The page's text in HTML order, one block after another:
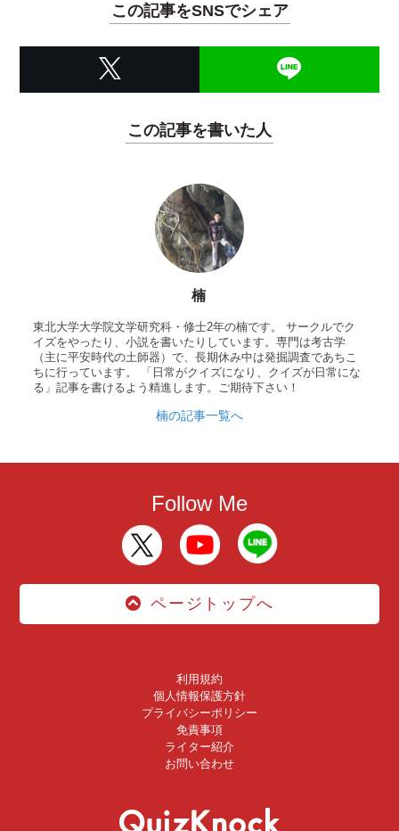
この記事をSNSでシェア
この記事を書いた人
楠
東北大学大学院文学研究科・修士2年の楠です。 サークルでク
イズをやったり、小説を書いたりしています。専門は考古学
（主に平安時代の土師器）で、長期休み中は発掘調査であちこ
ちに行っています。 「日常がクイズになり、クイズが日常にな
る」記事を書けるよう精進します。ご期待下さい！
楠の記事一覧へ
Follow Me
ページトップへ
利用規約
個人情報保護方針
プライバシーポリシー
免責事項
ライター紹介
お問い合わせ